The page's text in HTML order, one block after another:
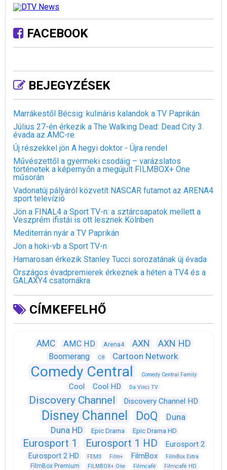
FACEBOOK
BEJEGYZÉSEK
Marrákestől Bécsig: kulináris kalandok a TV Paprikán
Július 27-én érkezik a The Walking Dead: Dead City 3.
évada az AMC-re
Új részekkel jön A hegyi doktor - Újra rendel
Művészettől a gyermeki csodáig – varázslatos
történetek a képernyőn a megújult FILMBOX+ One
műsorán
Vadonatúj pályáról közvetít NASCAR futamot az ARENA4
sport televízió
Jön a FINAL4 a Sport TV-n: a sztárcsapatok mellett a
Veszprém ifistái is ott lesznek Kölnben
Mediterrán nyár a TV Paprikán
Jön a hoki-vb a Sport TV-n
Hamarosan érkezik Stanley Tucci sorozatának új évada
Országos évadpremierek érkeznek a héten a TV4 és a
GALAXY4 csatornákra
CÍMKEFELHŐ
AMC AMC HD Arena4 AXN AXN HD
Boomerang C8 Cartoon Network
Comedy Central Comedy Central Family
Cool Cool HD Da Vinci TV
Discovery Channel Discovery Channel HD
Disney Channel DoQ
Duna
Duna HD
Epic Drama Epic Drama HD
Eurosport 1 Eurosport 1 HD
Eurosport 2
Eurosport 2 HD
FEM3 Film+ FilmBox FilmBox Extra
FilmBox Premium FILMBOX+ One Filmcafé Filmcafé HD